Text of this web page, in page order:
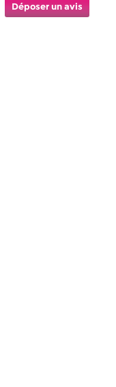
Déposer un avis